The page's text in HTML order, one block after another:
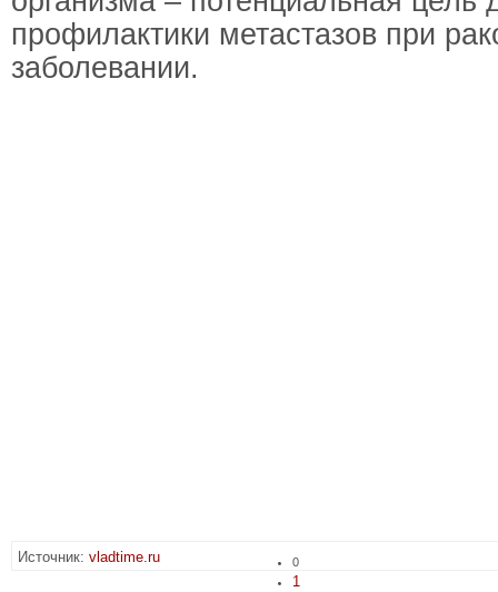
профилактики метастазов при
заболевании.
Источник: vladtime.ru 0
1